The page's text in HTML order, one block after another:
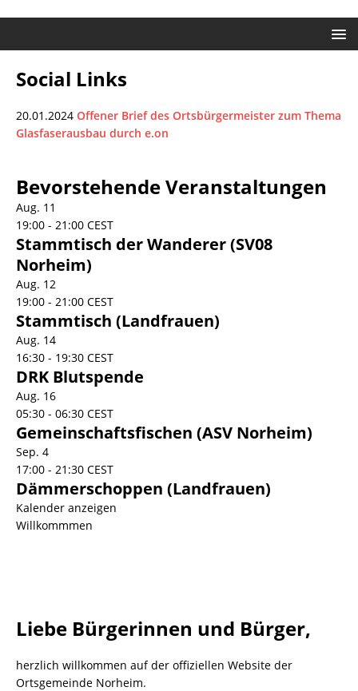
Social Links
20.01.2024 Offener Brief des Ortsbürgermeister zum Thema
Glasfaserausbau durch e.on
Bevorstehende Veranstaltungen
Aug. 11
19:00 - 21:00 CEST
Stammtisch der Wanderer (SV08
Norheim)
Aug. 12
19:00 - 21:00 CEST
Stammtisch (Landfrauen)
Aug. 14
16:30 - 19:30 CEST
DRK Blutspende
Aug. 16
05:30 - 06:30 CEST
Gemeinschaftsfischen (ASV Norheim)
Sep. 4
17:00 - 21:30 CEST
Dämmerschoppen (Landfrauen)
Kalender anzeigen
Willkommmen
Liebe Bürgerinnen und Bürger,
herzlich willkommen auf der offiziellen Website der
Ortsgemeinde Norheim.